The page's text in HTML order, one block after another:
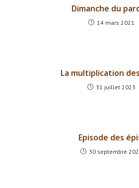
Dimanche du
14 mars 2021
La multiplication
31 juillet 2023
Episode des
30 septembre